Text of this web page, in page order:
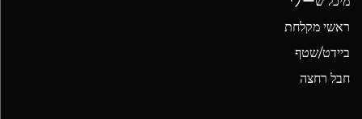
ראשי מקלחת
ביידט/שטף
חבל רחצה